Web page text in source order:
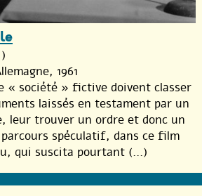
)
1961
« société » fictive doivent classer
laissés en testament par un
leur trouver un ordre et donc un
spéculatif, dans ce film
qui suscita pourtant (...)